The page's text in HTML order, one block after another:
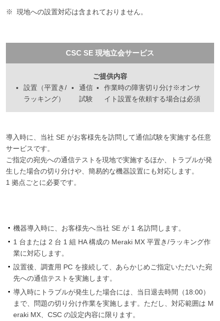
現地への設置対応は含まれておりません。
CSC SE 現地立会サービス
ご提供内容
設置（平置き/
ラッキング）
通信
試験
作業時の障害切り分け※オンサ
イト設置を依頼する場合は必須
導入時に、当社 SE がお客様先を訪問して通信試験を実施する任意
サービスです。
ご指定の宛先への通信テストを現地で実施するほか、トラブルが発
生した場合の切り分けや、簡易的な機器設置にも対応します。
1 拠点ごとに必要です。
機器導入時に、お客様先へ当社 SE が 1 名訪問します。
1 台または 2 台 1 組 HA 構成の Meraki MX 平置き/ラッキング作
業に対応します。
設置後、調査用 PC を接続して、あらかじめご指定いただいた宛
先への通信テストを実施します。
導入時にトラブルが発生した場合には、当日退去時間（18:00）
まで、問題の切り分け作業を実施します。ただし、対応範囲は M
eraki MX、CSC の設定内容に限ります。